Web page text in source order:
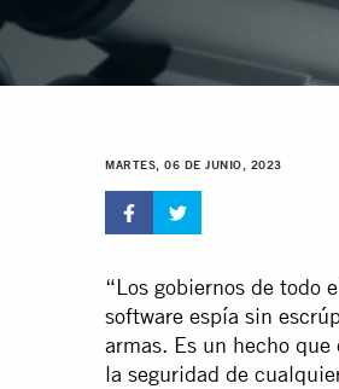
MARTES, 06 DE JUNIO, 2023
“Los gobiernos de todo
software espía sin
armas. Es un hecho
la seguridad de